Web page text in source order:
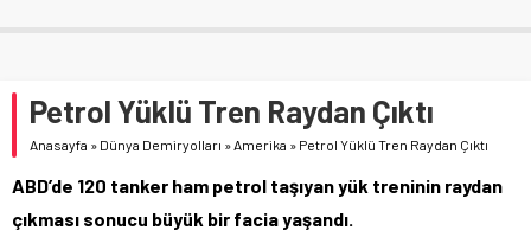
Petrol Yüklü Tren Raydan Çıktı
Anasayfa » Dünya Demiryolları » Amerika » Petrol Yüklü Tren Raydan Çıktı
ABD’de 120 tanker ham petrol taşıyan yük treninin raydan
çıkması sonucu büyük bir facia yaşandı.